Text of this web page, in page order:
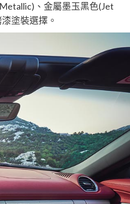
、金屬墨玉黑色(Jet
塗裝選擇。